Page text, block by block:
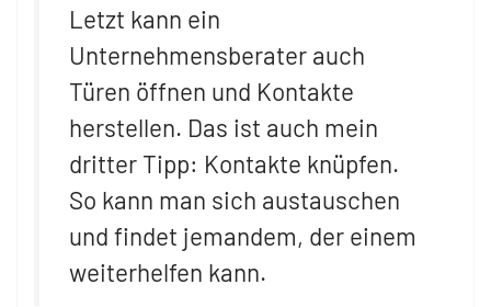
Letzt kann ein
Unternehmensberater auch
Türen öffnen und Kontakte
herstellen. Das ist auch mein
dritter Tipp: Kontakte knüpfen.
So kann man sich austauschen
und findet jemandem, der einem
weiterhelfen kann.